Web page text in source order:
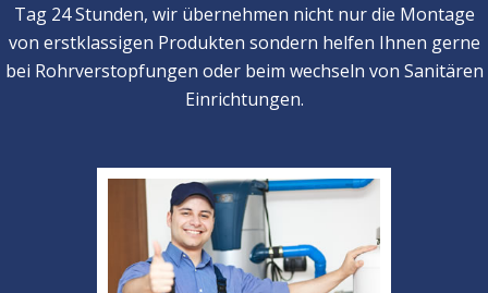
Tag 24 Stunden, wir übernehmen nicht nur die Montage
von erstklassigen Produkten sondern helfen Ihnen gerne
bei Rohrverstopfungen oder beim wechseln von Sanitären
Einrichtungen.